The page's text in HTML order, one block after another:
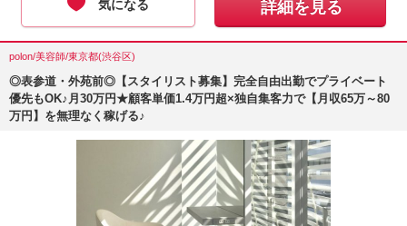
アルバイト・パート-時給 円～
勤務地 東京都品川区 五反田駅
勤務時間
週1日から勤務OK！ 月～土 10:00～21:00 日・祝
10:0…
こだわり
年齢不問 ブランクOK WワークOK
ノルマなし
服装自由
気になる 詳細を見る